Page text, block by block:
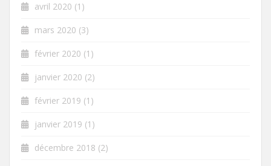
avril 2020 (1)
mars 2020 (3)
février 2020 (1)
janvier 2020 (2)
février 2019 (1)
janvier 2019 (1)
décembre 2018 (2)